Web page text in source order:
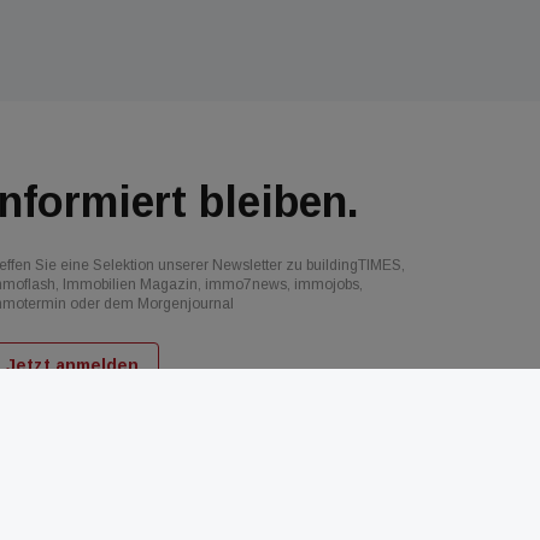
bleiben.
Sie eine Selektion unserer Newsletter zu buildingTIMES,
Immobilien Magazin, immo7news, immojobs,
oder dem Morgenjournal
Jetzt anmelden